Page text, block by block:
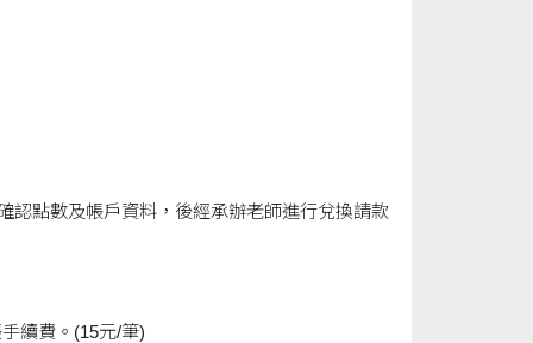
認點數及帳戶資料，後經承辦老師進行兌換請款
續費。(15元/筆)